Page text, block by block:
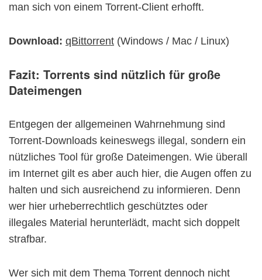
man sich von einem Torrent-Client erhofft.
Download: qBittorrent (Windows / Mac / Linux)
Fazit: Torrents sind nützlich für große
Dateimengen
Entgegen der allgemeinen Wahrnehmung sind
Torrent-Downloads keineswegs illegal, sondern ein
nützliches Tool für große Dateimengen. Wie überall
im Internet gilt es aber auch hier, die Augen offen zu
halten und sich ausreichend zu informieren. Denn
wer hier urheberrechtlich geschütztes oder
illegales Material herunterlädt, macht sich doppelt
strafbar.
Wer sich mit dem Thema Torrent dennoch nicht